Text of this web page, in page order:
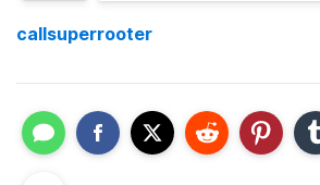
callsuperrooter